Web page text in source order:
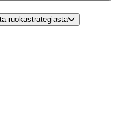
ruokastrategiasta